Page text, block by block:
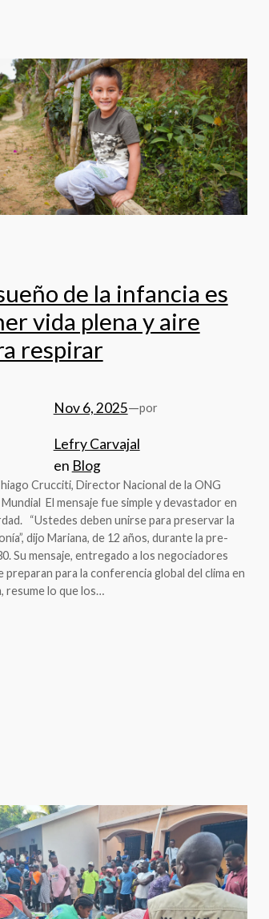
de la infancia es
vida plena y aire
respirar
Nov 6, 2025—por
Lefry Carvajal
en Blog
Crucciti, Director Nacional de la ONG
El mensaje fue simple y devastador en
“Ustedes deben unirse para preservar la
dijo Mariana, de 12 años, durante la pre-
Su mensaje, entregado a los negociadores
preparan para la conferencia global del clima en
resume lo que los…